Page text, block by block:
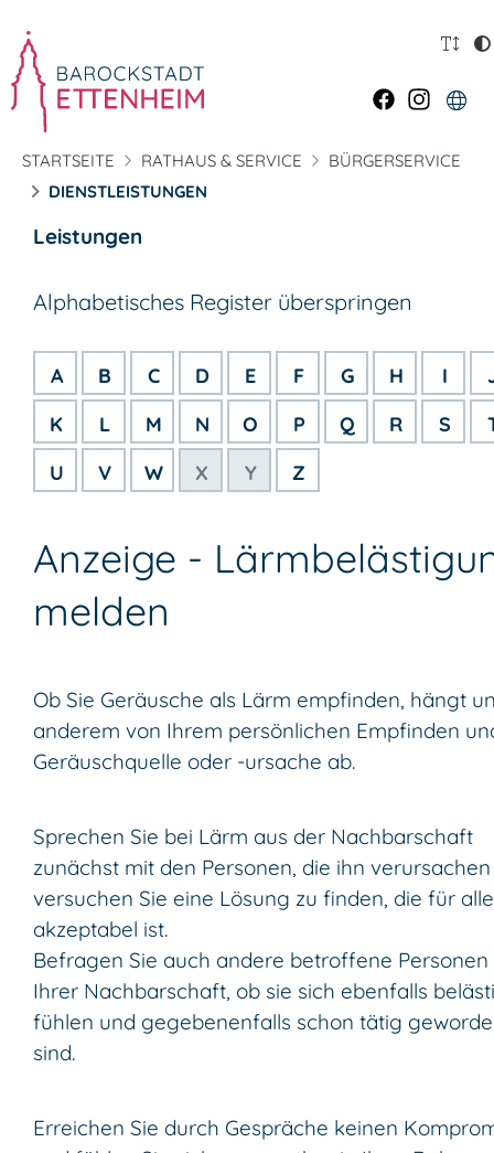
STARTSEITE RATHAUS & SERVICE
BÜRGERSERVICE
DIENSTLEISTUNGEN
Leistungen
Alphabetisches Register überspringen
A B C D E F G H I
K
L M N O P Q R S
U
V W X Y Z
Anzeige -
melden
Ob Sie Geräusche als Lärm empfinden, hängt
anderem von Ihrem persönlichen Empfinden
Geräuschquelle oder -ursache ab.
Sprechen Sie bei Lärm aus der Nachbarschaft
zunächst mit den Personen, die ihn
versuchen Sie eine Lösung zu finden, die für alle
akzeptabel ist.
Befragen Sie auch andere betroffene Personen
Ihrer Nachbarschaft, ob sie sich ebenfalls
fühlen und gegebenenfalls schon tätig
sind.
Erreichen Sie durch Gespräche keinen